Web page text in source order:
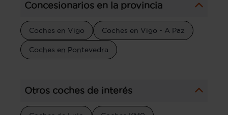
Concesionarios en la provincia
Coches en Vigo Coches en Vigo - A Paz
Coches en Pontevedra
Otros coches de interés